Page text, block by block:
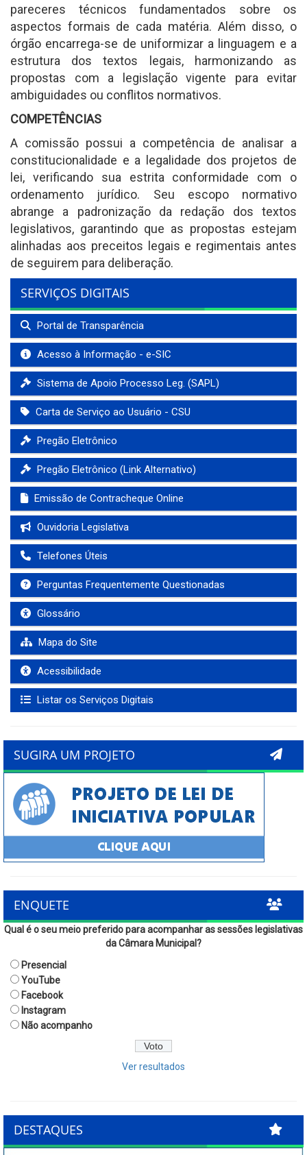
pareceres técnicos fundamentados sobre os
aspectos formais de cada matéria. Além disso, o
órgão encarrega-se de uniformizar a linguagem e a
estrutura dos textos legais, harmonizando as
propostas com a legislação vigente para evitar
ambiguidades ou conflitos normativos.
COMPETÊNCIAS
A comissão possui a competência de analisar a
constitucionalidade e a legalidade dos projetos de
lei, verificando sua estrita conformidade com o
ordenamento jurídico. Seu escopo normativo
abrange a padronização da redação dos textos
legislativos, garantindo que as propostas estejam
alinhadas aos preceitos legais e regimentais antes
de seguirem para deliberação.
SERVIÇOS DIGITAIS
Portal de Transparência
Acesso à Informação - e-SIC
Sistema de Apoio Processo Leg. (SAPL)
Carta de Serviço ao Usuário - CSU
Pregão Eletrônico
Pregão Eletrônico (Link Alternativo)
Emissão de Contracheque Online
Ouvidoria Legislativa
Telefones Úteis
Perguntas Frequentemente Questionadas
Glossário
Mapa do Site
Acessibilidade
Listar os Serviços Digitais
SUGIRA UM PROJETO
ENQUETE
Qual é o seu meio preferido para acompanhar as sessões legislativas
da Câmara Municipal?
Presencial
YouTube
Facebook
Instagram
Não acompanho
Ver resultados
DESTAQUES